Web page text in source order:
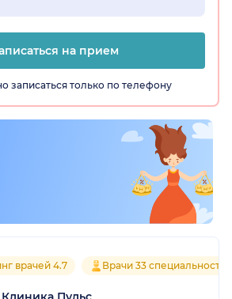
на прием
записаться только по телефону
врачей 4.7 Врачи 33 специальностей